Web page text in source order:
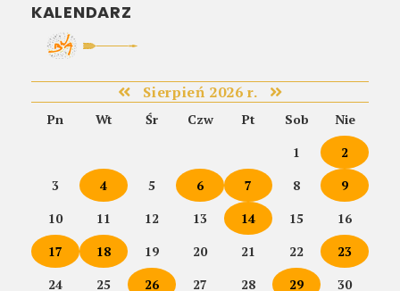
KALENDARZ
Sierpień 2026 r.
Pn Wt Śr Czw Pt Sob
Nie
1
2
3
4 5 6 7 8
9
10
11 12 13 14 15
16
17
18 19 20 21 22
23
24
25 26 27 28 29 30